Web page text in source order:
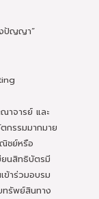
ปัญญา”
าจารย์ และ
กรรมมากมาย
ชย์หรือ
นสิทธิบัตรมี
ข้าร่วมอบรม
ทรัพย์สินทาง